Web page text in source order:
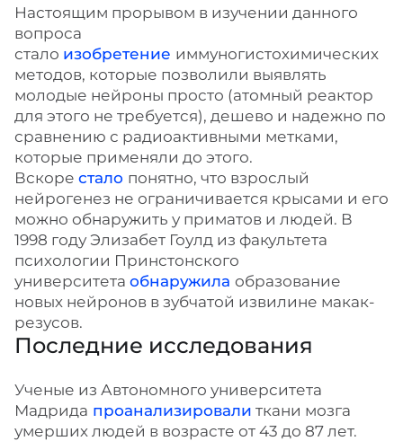
Настоящим прорывом в изучении данного
вопроса
стало изобретение иммуногистохимических
методов, которые позволили выявлять
молодые нейроны просто (атомный реактор
для этого не требуется), дешево и надежно по
сравнению с радиоактивными метками,
которые применяли до этого.
Вскоре стало понятно, что взрослый
нейрогенез не ограничивается крысами и его
можно обнаружить у приматов и людей. В
1998 году Элизабет Гоулд из факультета
психологии Принстонского
университета обнаружила образование
новых нейронов в зубчатой извилине макак-
резусов.
Последние исследования
Ученые из Автономного университета
Мадрида проанализировали ткани мозга
умерших людей в возрасте от 43 до 87 лет.